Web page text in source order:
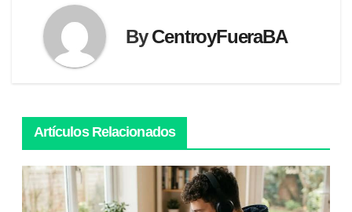
ByCentroyFueraBA
Artículos Relacionados